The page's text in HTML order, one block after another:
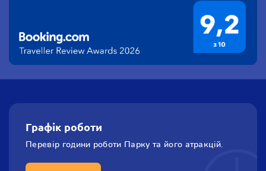
Графік роботи
Перевір години роботи Парку та його атракцiй.